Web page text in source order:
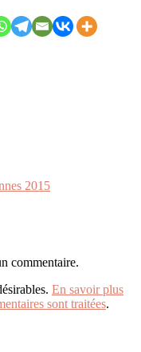
2015
commentaire.
En savoir plus
sont traitées.